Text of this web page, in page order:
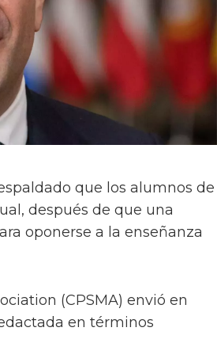
que los alumnos de
después de que una
oponerse a la enseñanza
(CPSMA) envió en
en términos